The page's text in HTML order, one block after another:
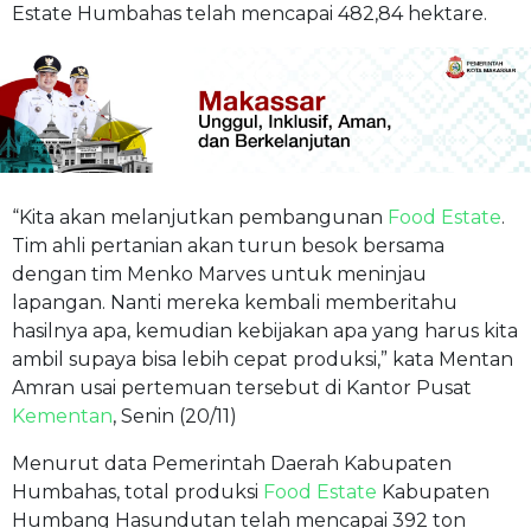
Estate Humbahas telah mencapai 482,84 hektare.
“Kita akan melanjutkan pembangunan Food Estate.
Tim ahli pertanian akan turun besok bersama
dengan tim Menko Marves untuk meninjau
lapangan. Nanti mereka kembali memberitahu
hasilnya apa, kemudian kebijakan apa yang harus kita
ambil supaya bisa lebih cepat produksi,” kata Mentan
Amran usai pertemuan tersebut di Kantor Pusat
Kementan, Senin (20/11)
Menurut data Pemerintah Daerah Kabupaten
Humbahas, total produksi Food Estate Kabupaten
Humbang Hasundutan telah mencapai 392 ton